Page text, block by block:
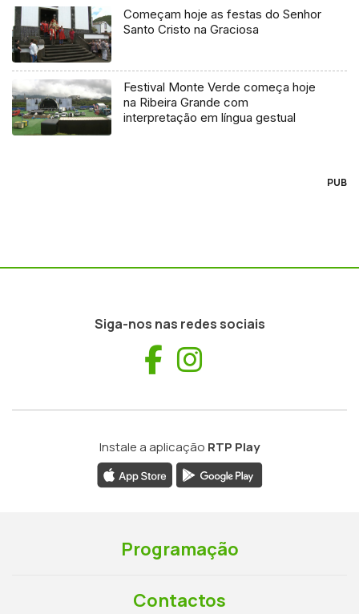
Começam hoje as festas do Senhor
Santo Cristo na Graciosa
Festival Monte Verde começa hoje
na Ribeira Grande com
interpretação em língua gestual
PUB
Siga-nos nas redes sociais
Facebook
Instale a aplicação RTP Play
Programação
Contactos